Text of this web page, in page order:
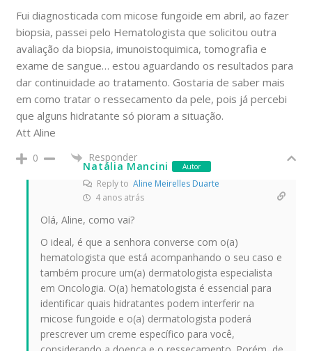
Fui diagnosticada com micose fungoide em abril, ao fazer
biopsia, passei pelo Hematologista que solicitou outra
avaliação da biopsia, imunoistoquimica, tomografia e
exame de sangue… estou aguardando os resultados para
dar continuidade ao tratamento. Gostaria de saber mais
em como tratar o ressecamento da pele, pois já percebi
que alguns hidratante só pioram a situação.
Att Aline
0 Responder
Natália Mancini Autor
Reply toAline Meirelles Duarte
4 anos atrás
Olá, Aline, como vai?
O ideal, é que a senhora converse com o(a)
hematologista que está acompanhando o seu caso e
também procure um(a) dermatologista especialista
em Oncologia. O(a) hematologista é essencial para
identificar quais hidratantes podem interferir na
micose fungoide e o(a) dermatologista poderá
prescrever um creme específico para você,